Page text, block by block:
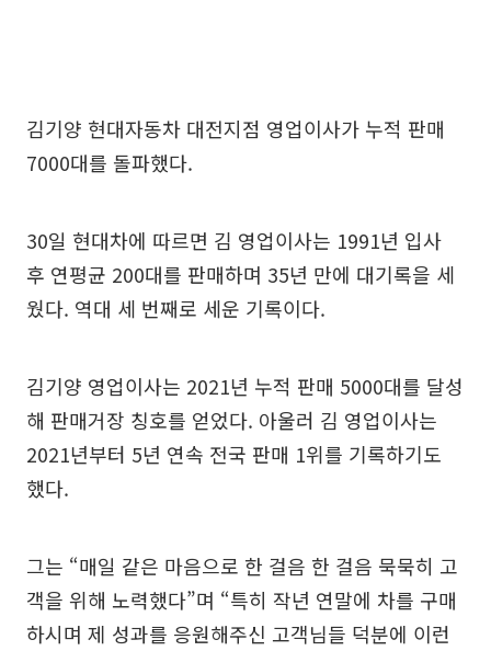
김기양 현대자동차 대전지점 영업이사가 누적 판매
7000대를 돌파했다.
30일 현대차에 따르면 김 영업이사는 1991년 입사
후 연평균 200대를 판매하며 35년 만에 대기록을 세
웠다. 역대 세 번째로 세운 기록이다.
김기양 영업이사는 2021년 누적 판매 5000대를 달성
해 판매거장 칭호를 얻었다. 아울러 김 영업이사는
2021년부터 5년 연속 전국 판매 1위를 기록하기도
했다.
그는 “매일 같은 마음으로 한 걸음 한 걸음 묵묵히 고
객을 위해 노력했다”며 “특히 작년 연말에 차를 구매
하시며 제 성과를 응원해주신 고객님들 덕분에 이런